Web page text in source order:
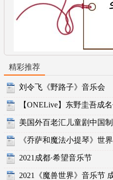
精彩推荐
刘令飞《野路子》音乐会
【ONELive】东野圭吾成
美国外百老汇儿童剧中国
《乔萨和魔法小提琴》世
2021成都·希望音乐节
2021《魔兽世界》音乐节